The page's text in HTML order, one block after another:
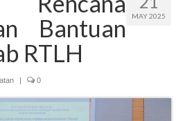
MAY 2025
Bantuan
RTLH
0